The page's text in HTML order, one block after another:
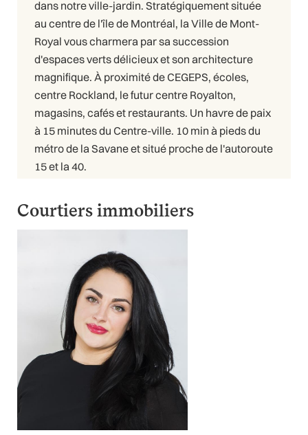
dans notre ville-jardin. Stratégiquement située
au centre de l'île de Montréal, la Ville de Mont-
Royal vous charmera par sa succession
d'espaces verts délicieux et son architecture
magnifique. À proximité de CEGEPS, écoles,
centre Rockland, le futur centre Royalton,
magasins, cafés et restaurants. Un havre de paix
à 15 minutes du Centre-ville. 10 min à pieds du
métro de la Savane et situé proche de l'autoroute
15 et la 40.
Courtiers immobiliers